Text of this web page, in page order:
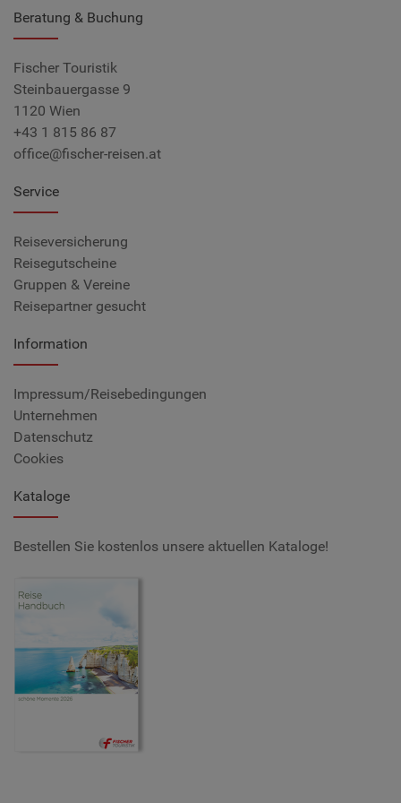
Beratung & Buchung
Fischer Touristik
Steinbauergasse 9
1120 Wien
+43 1 815 86 87
office@fischer-reisen.at
Service
Reiseversicherung
Reisegutscheine
Gruppen & Vereine
Reisepartner gesucht
Information
Impressum/Reisebedingungen
Unternehmen
Datenschutz
Cookies
Kataloge
Bestellen Sie kostenlos unsere aktuellen Kataloge!